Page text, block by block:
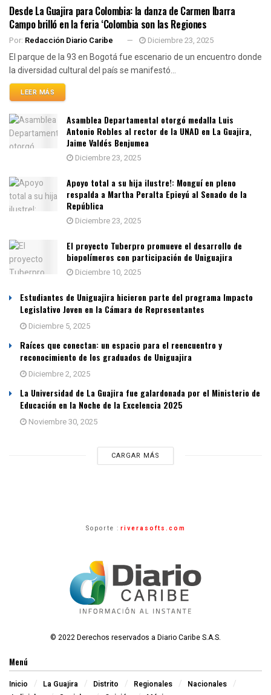
Desde La Guajira para Colombia: la danza de Carmen Ibarra
Campo brilló en la feria ‘Colombia son las Regiones
Por: Redacción Diario Caribe Diciembre 23, 2025
El parque de la 93 en Bogotá fue escenario de un encuentro donde
la diversidad cultural del país se manifestó...
LEER MÁS
Asamblea Departamental otorgó medalla Luis
Antonio Robles al rector de la UNAD en La Guajira,
Jaime Valdés Benjumea
Diciembre 23, 2025
Apoyo total a su hija ilustre!: Monguí en pleno
respalda a Martha Peralta Epieyú al Senado de la
República
Diciembre 23, 2025
El proyecto Tuberpro promueve el desarrollo de
biopolímeros con participación de Uniguajira
Diciembre 10, 2025
Estudiantes de Uniguajira hicieron parte del programa Impacto
Legislativo Joven en la Cámara de Representantes
Diciembre 5, 2025
Raíces que conectan: un espacio para el reencuentro y
reconocimiento de los graduados de Uniguajira
Diciembre 2, 2025
La Universidad de La Guajira fue galardonada por el Ministerio de
Educación en la Noche de la Excelencia 2025
Noviembre 30, 2025
CARGAR MÁS
Soporte : riverasofts.com
© 2022 Derechos reservados a Diario Caribe S.A.S.
Menú
Inicio La Guajira Distrito Regionales
Nacionales